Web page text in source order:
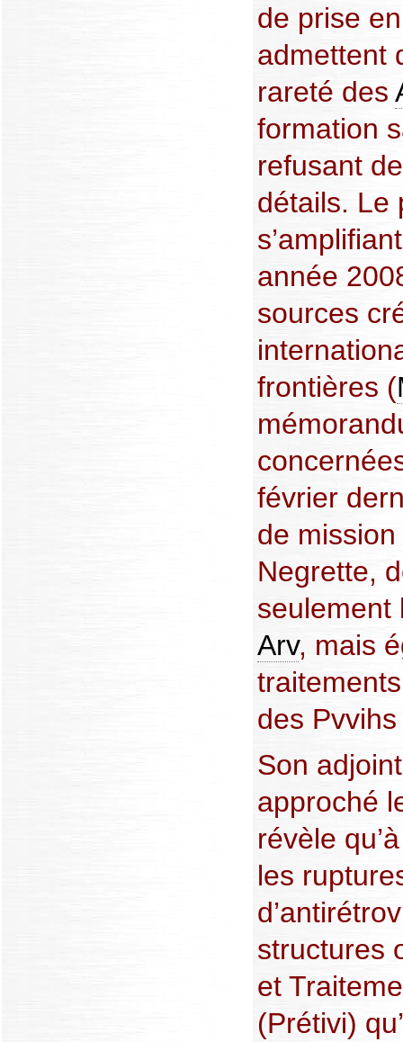
de prise
admettent
rareté des
formation
refusant
détails. Le
année
sources
frontières (
février
de
Negrette,
seulement
Arv, mais
des
Son
approché
révèle
les
structures
et
(Prétivi)